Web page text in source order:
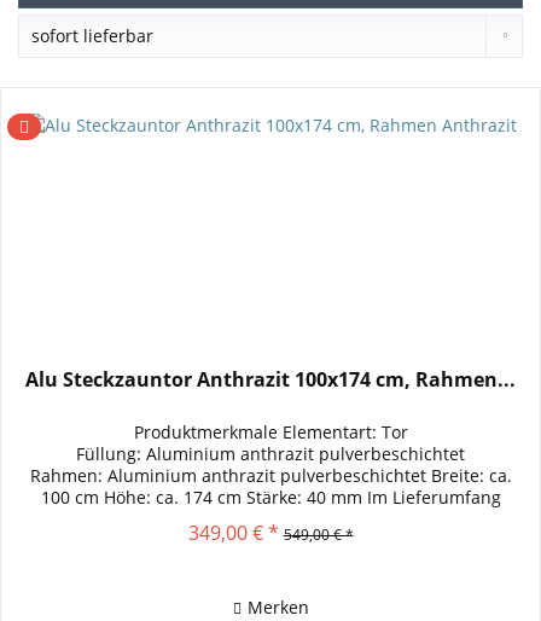
Alu Steckzauntor Anthrazit 100x174 cm, Rahmen...
Produktmerkmale Elementart: Tor
Füllung: Aluminium anthrazit pulverbeschichtet
Rahmen: Aluminium anthrazit pulverbeschichtet Breite: ca.
100 cm Höhe: ca. 174 cm Stärke: 40 mm Im Lieferumfang
enthalten: Einsteckschloss, Schließblech,...
349,00 € * 549,00 € *
Merken